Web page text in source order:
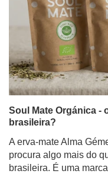
Soul Mate Orgánica -
brasileira?
A erva-mate Alma
procura algo mais do
brasileira. É uma